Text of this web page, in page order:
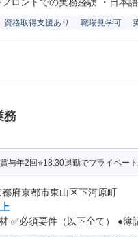
資格取得支援あり 職場見学可
務
賞与年2回⭐18:30退勤でプライベー
府京都市東山区下河原町
✅必須要件（以下全て） ●簿